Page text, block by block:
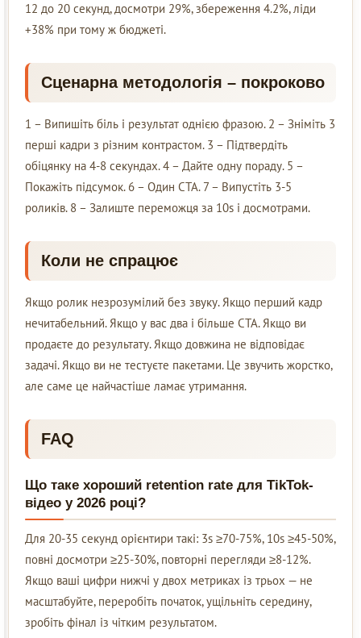
12 до 20 секунд, досмотри 29%, збереження 4.2%, ліди
+38% при тому ж бюджеті.
Сценарна методологія – покроково
1 – Випишіть біль і результат однією фразою. 2 – Зніміть 3
перші кадри з різним контрастом. 3 – Підтвердіть
обіцянку на 4-8 секундах. 4 – Дайте одну пораду. 5 –
Покажіть підсумок. 6 – Один CTA. 7 – Випустіть 3-5
роликів. 8 – Залиште переможця за 10s і досмотрами.
Коли не спрацює
Якщо ролик незрозумілий без звуку. Якщо перший кадр
нечитабельний. Якщо у вас два і більше CTA. Якщо ви
продаєте до результату. Якщо довжина не відповідає
задачі. Якщо ви не тестуєте пакетами. Це звучить жорстко,
але саме це найчастіше ламає утримання.
FAQ
Що таке хороший retention rate для TikTok-
відео у 2026 році?
Для 20-35 секунд орієнтири такі: 3s ≥70-75%, 10s ≥45-50%,
повні досмотри ≥25-30%, повторні перегляди ≥8-12%.
Якщо ваші цифри нижчі у двох метриках із трьох — не
масштабуйте, переробіть початок, ущільніть середину,
зробіть фінал із чітким результатом.